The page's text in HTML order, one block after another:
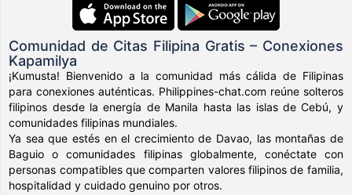
Comunidad de Citas Filipina Gratis – Conexiones
Kapamilya
¡Kumusta! Bienvenido a la comunidad más cálida de Filipinas
para conexiones auténticas. Philippines-chat.com reúne solteros
filipinos desde la energía de Manila hasta las islas de Cebú, y
comunidades filipinas mundiales.
Ya sea que estés en el crecimiento de Davao, las montañas de
Baguio o comunidades filipinas globalmente, conéctate con
personas compatibles que comparten valores filipinos de familia,
hospitalidad y cuidado genuino por otros.